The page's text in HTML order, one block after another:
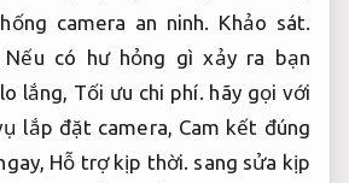
camera an ninh. Khảo sát.
Nếu có hư hỏng gì xảy ra bạn
lắng, Tối ưu chi phí. hãy gọi với
lắp đặt camera, Cam kết đúng
Hỗ trợ kịp thời. sang sửa kịp